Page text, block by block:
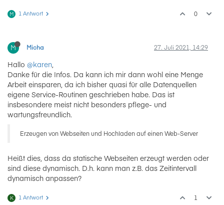
M 1 Antwort 0
M Micha 27. Juli 2021, 14:29
Hallo @karen,
Danke für die Infos. Da kann ich mir dann wohl eine Menge
Arbeit einsparen, da ich bisher quasi für alle Datenquellen
eigene Service-Routinen geschrieben habe. Das ist
insbesondere meist nicht besonders pflege- und
wartungsfreundlich.
Erzeugen von Webseiten und Hochladen auf einen Web-Server
Heißt dies, dass da statische Webseiten erzeugt werden oder
sind diese dynamisch. D.h. kann man z.B. das Zeitintervall
dynamisch anpassen?
K 1 Antwort 1